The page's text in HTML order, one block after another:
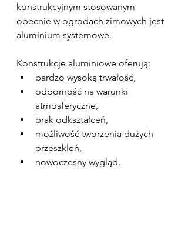
konstrukcyjnym stosowanym
obecnie w ogrodach zimowych jest
aluminium systemowe.
Konstrukcje aluminiowe oferują:
bardzo wysoką trwałość,
odporność na warunki
atmosferyczne,
brak odkształceń,
możliwość tworzenia dużych
przeszkleń,
nowoczesny wygląd.